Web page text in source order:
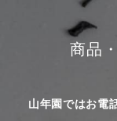
商品
山年園ではお電